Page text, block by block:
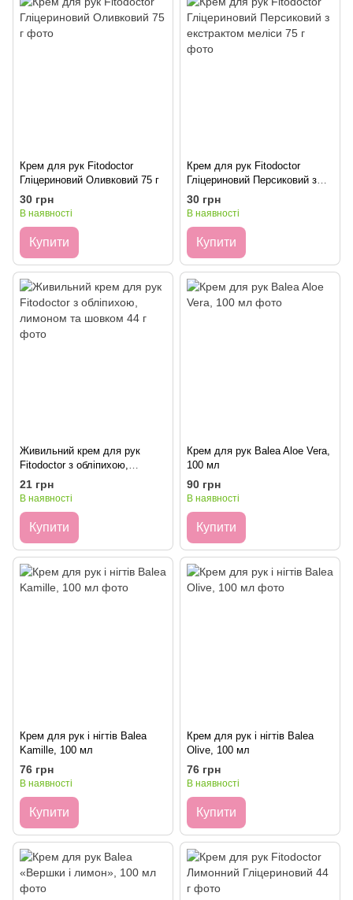
Крем для рук Fitodoctor
Гліцериновий Оливковий 75 г
30 грн
В наявності
Купити
Крем для рук Fitodoctor
Гліцериновий Персиковий з
екстрактом меліси 75 г
30 грн
В наявності
Купити
Живильний крем для рук
Fitodoctor з обліпихою,
лимоном та шовком 44 г
21 грн
В наявності
Купити
Крем для рук Balea Aloe Vera,
100 мл
90 грн
В наявності
Купити
Крем для рук і нігтів Balea
Kamille, 100 мл
76 грн
В наявності
Купити
Крем для рук і нігтів Balea
Olive, 100 мл
76 грн
В наявності
Купити